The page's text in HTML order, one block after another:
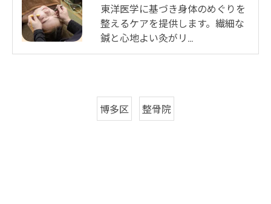
東洋医学に基づき身体のめぐりを
整えるケアを提供します。繊細な
鍼と心地よい灸がリ…
博多区 整骨院